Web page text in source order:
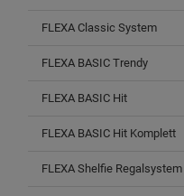
FLEXA Classic System
FLEXA BASIC Trendy
FLEXA BASIC Hit
FLEXA BASIC Hit Komplett
FLEXA Shelfie Regalsystem